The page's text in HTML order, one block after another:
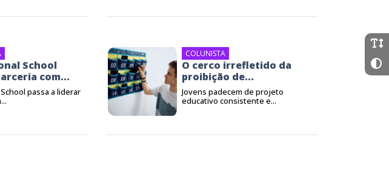
School
com...
passa a liderar
COLUNISTA
O cerco irrefletido da
proibição de...
Jovens padecem de projeto
educativo consistente e...